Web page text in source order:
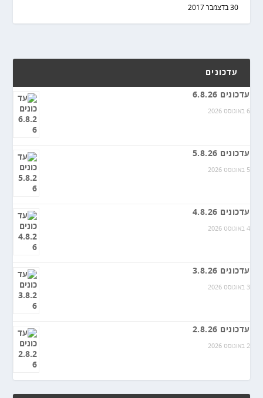
30 בדצמבר 2017
עדכונים
עדכונים 6.8.26
6 באוגוסט 2026
עדכונים 5.8.26
5 באוגוסט 2026
עדכונים 4.8.26
4 באוגוסט 2026
עדכונים 3.8.26
3 באוגוסט 2026
עדכונים 2.8.26
2 באוגוסט 2026